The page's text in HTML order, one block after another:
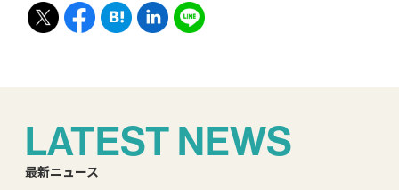
LATEST NEWS
最新ニュース